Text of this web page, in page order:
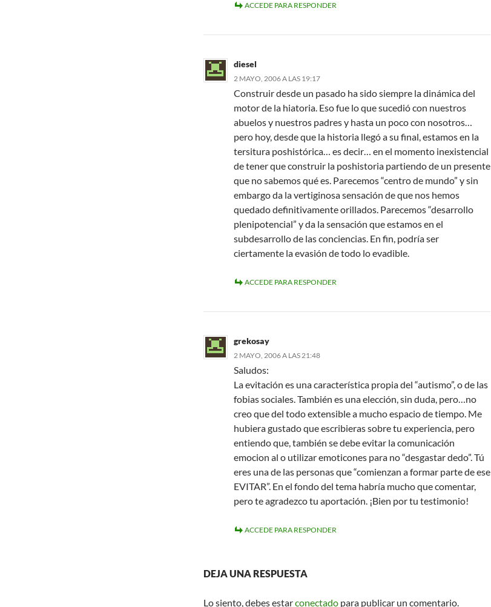
ACCEDE PARA RESPONDER
diesel
2 MAYO, 2006 A LAS 19:17
Construir desde un pasado ha sido siempre la dinámica del
motor de la hiatoria. Eso fue lo que sucedió con nuestros
abuelos y nuestros padres y hasta un poco con nosotros…
pero hoy, desde que la historia llegó a su final, estamos en la
tersitura poshistórica… es decir… en el momento inexistencial
de tener que construir la poshistoria partiendo de un presente
que no sabemos qué es. Parecemos “centro de mundo” y sin
embargo da la vertiginosa sensación de que nos hemos
quedado definitivamente orillados. Parecemos “desarrollo
plenipotencial” y da la sensación que estamos en el
subdesarrollo de las conciencias. En fin, podría ser
ciertamente la evasión de todo lo evadible.
ACCEDE PARA RESPONDER
grekosay
2 MAYO, 2006 A LAS 21:48
Saludos:
La evitación es una característica propia del “autismo”, o de las
fobias sociales. También es una elección, sin duda, pero…no
creo que del todo extensible a mucho espacio de tiempo. Me
hubiera gustado que escribieras sobre tu experiencia, pero
entiendo que, también se debe evitar la comunicación
emocion al o utilizar emoticones para no “desgastar dedo”. Tú
eres una de las personas que “comienzan a formar parte de ese
EVITAR”. En el fondo del tema habría mucho que comentar,
pero te agradezco tu aportación. ¡Bien por tu testimonio!
ACCEDE PARA RESPONDER
DEJA UNA RESPUESTA
Lo siento, debes estarconectado para publicar un comentario.